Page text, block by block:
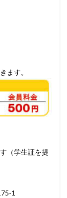
ます。
（学生証を提
1